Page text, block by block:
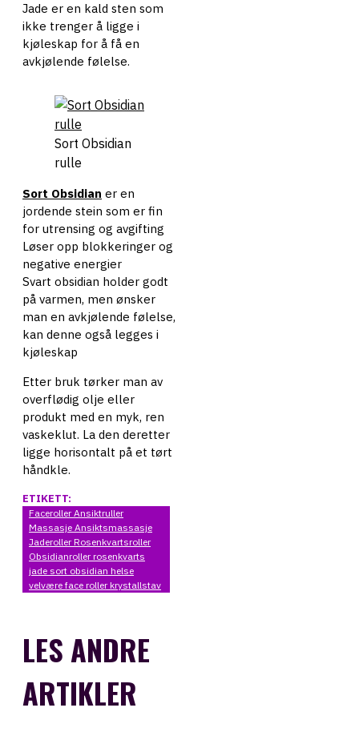
Jade er en kald sten som
ikke trenger å ligge i
kjøleskap for å få en
avkjølende følelse.
Sort Obsidian
rulle
Sort Obsidian er en
jordende stein som er fin
for utrensing og avgifting
Løser opp blokkeringer og
negative energier
Svart obsidian holder godt
på varmen, men ønsker
man en avkjølende følelse,
kan denne også legges i
kjøleskap
Etter bruk tørker man av
overflødig olje eller
produkt med en myk, ren
vaskeklut. La den deretter
ligge horisontalt på et tørt
håndkle.
ETIKETT:
Faceroller Ansiktruller
Massasje Ansiktsmassasje
Jaderoller Rosenkvartsroller
Obsidianroller rosenkvarts
jade sort obsidian helse
velvære face roller krystallstav
LES ANDRE
ARTIKLER